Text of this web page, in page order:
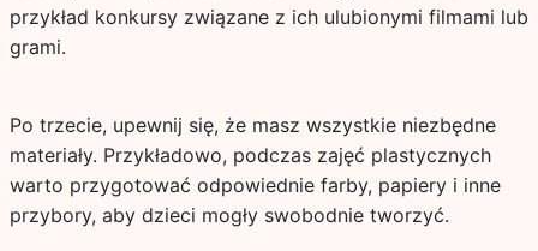
przykład konkursy związane z ich ulubionymi filmami lub
grami.
Po trzecie, upewnij się, że masz wszystkie niezbędne
materiały. Przykładowo, podczas zajęć plastycznych
warto przygotować odpowiednie farby, papiery i inne
przybory, aby dzieci mogły swobodnie tworzyć.